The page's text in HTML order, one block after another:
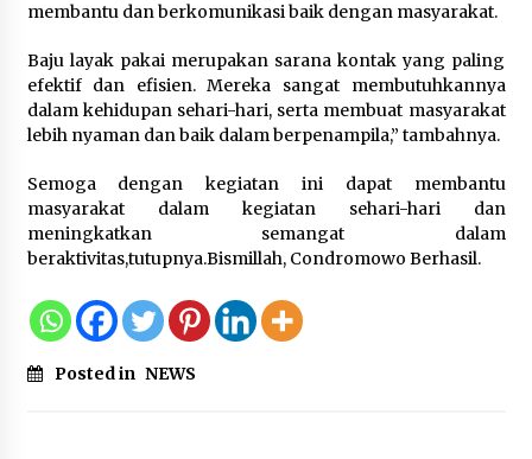
Kejari Kota Tangerang Bongkar
Korupsi Rp5,49 Miliar: Sewa Pesawat
Fiktif, Eks VP Angkasa Pura Kargo
6 Agustus 2026
Dukung Ekosistem Kendaraan
Listrik, Wapres Dorong Link and
Match Pendidikan–Industri
5 Agustus 2026
membantu dan berkomunikasi baik dengan masyarakat.
Baju layak pakai merupakan sarana kontak yang paling
efektif dan efisien. Mereka sangat membutuhkannya
dalam kehidupan sehari-hari, serta membuat masyarakat
lebih nyaman dan baik dalam berpenampila,” tambahnya.
Semoga dengan kegiatan ini dapat membantu
masyarakat dalam kegiatan sehari-hari dan
meningkatkan semangat dalam
beraktivitas,tutupnya.Bismillah, Condromowo Berhasil.
Posted in NEWS